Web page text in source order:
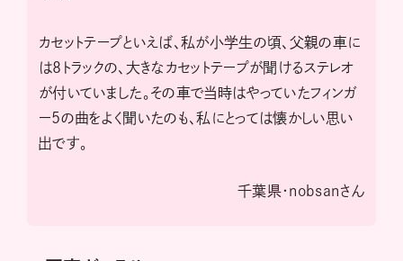
カセットテープといえば、私が小学生の頃、父親の車に
は8トラックの、大きなカセットテープが聞けるステレオ
が付いていました。その車で当時はやっていたフィンガ
ー5の曲をよく聞いたのも、私にとっては懐かしい思い
出です。
千葉県・nobsanさん